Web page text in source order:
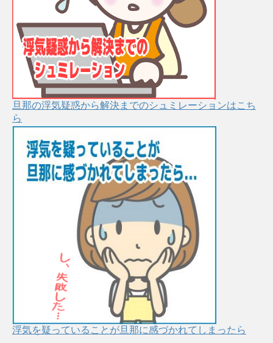
旦那の浮気疑惑から解決までのシュミレーションはこち
ら
浮気を疑っていることが旦那に感づかれてしまったら